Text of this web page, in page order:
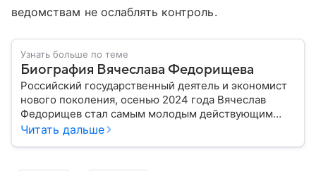
ведомствам не ослаблять контроль.
Узнать больше по теме
Биография Вячеслава Федорищева
Российский государственный деятель и экономист
нового поколения, осенью 2024 года Вячеслав
Федорищев стал самым молодым действующим
главой субъекта в РФ. Возглавивший Самарскую
Читать дальше